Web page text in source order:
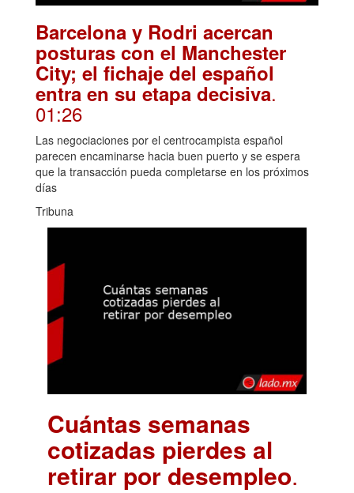
Barcelona y Rodri acercan
posturas con el Manchester
City; el fichaje del español
entra en su etapa decisiva.
01:26
Las negociaciones por el centrocampista español
parecen encaminarse hacia buen puerto y se espera
que la transacción pueda completarse en los próximos
días
Tribuna
Cuántas semanas
cotizadas pierdes al
retirar por desempleo.